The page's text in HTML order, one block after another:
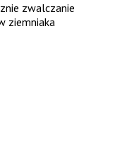
zwalczanie
ziemniaka